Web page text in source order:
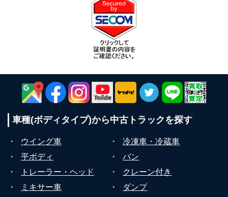
車種(ボディタイプ)から中古トラックを探す
・ ウイング車 ・
冷凍車・冷蔵車
・
平ボディ ・
バン
・
トレーラー・ヘッド ・
クレーン付き
・
ミキサー車 ・
ダンプ